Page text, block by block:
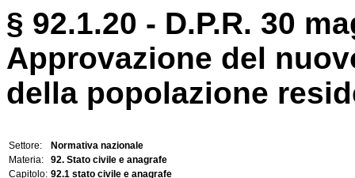
§ 92.1.20 - D.P.R. 30
Approvazione del
della popolazione
Settore:
Normativa nazionale
Materia:
92. Stato civile e anagrafe
Capitolo: 92.1 stato civile e anagrafe